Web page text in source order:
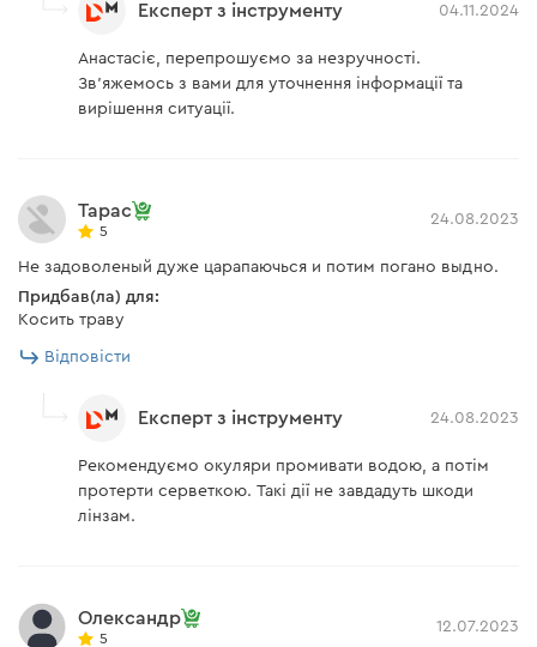
Експерт з інструменту 04.11.2024
Анастасіє, перепрошуємо за незручності.
Зв'яжемось з вами для уточнення інформації та
вирішення ситуації.
Тарас
5
24.08.2023
Не задоволеный дуже царапаючься и потим погано выдно.
Придбав(ла) для:
Косить траву
Відповісти
Експерт з інструменту 24.08.2023
Рекомендуємо окуляри промивати водою, а потім
протерти серветкою. Такі дії не завдадуть шкоди
лінзам.
Олександр
5
12.07.2023